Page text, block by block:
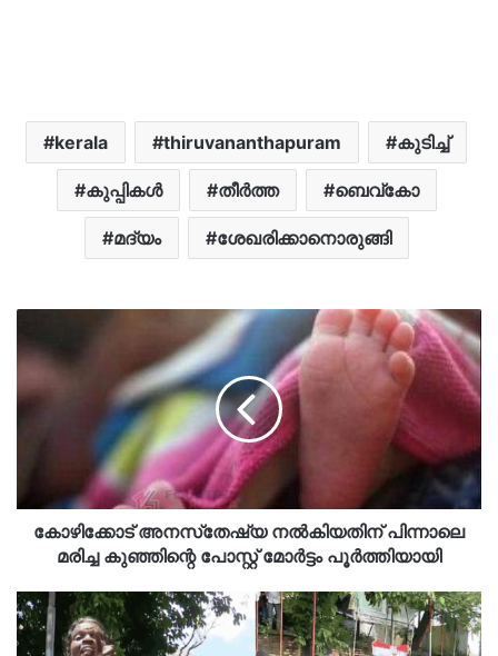
kerala thiruvananthapuram കുടിച്ച്
കുപ്പികള്‍ തീർത്ത ബെവ്കോ
മദ്യം ശേഖരിക്കാനൊരുങ്ങി
കോഴിക്കോട് അനസ്‌തേഷ്യ നല്‍കിയതിന് പിന്നാലെ
മരിച്ച കുഞ്ഞിന്റെ പോസ്റ്റ് മോര്‍ട്ടം പൂര്‍ത്തിയായി